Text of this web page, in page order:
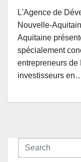
L'Agence de
Nouvelle-
Aquitaine
spécialement
entrepreneurs
investisseurs